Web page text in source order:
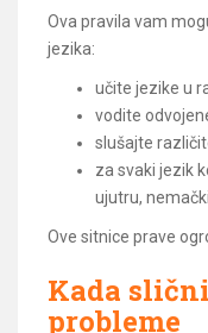
Ova pravila vam
jezika:
učite jezike u
vodite
slušajte
za svaki jezik
ujutru,
Ove sitnice prave
Kada
probleme